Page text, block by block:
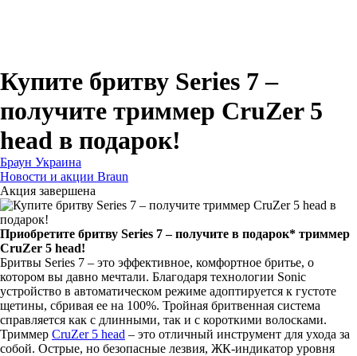
Купите бритву Series 7 –
получите триммер CruZer 5
head в подарок!
Браун Украина
Новости и акции Braun
Акция завершена
Приобретите бритву Series 7 – получите в подарок* триммер
CruZer 5 head!
Бритвы Series 7 – это эффективное, комфортное бритье, о
котором вы давно мечтали. Благодаря технологии Sonic
устройство в автоматическом режиме адоптируется к густоте
щетины, сбривая ее на 100%. Тройная бритвенная система
справляется как с длинными, так и с короткими волосками.
Триммер CruZer 5 head – это отличный инструмент для ухода за
собой. Острые, но безопасные лезвия, ЖК-индикатор уровня